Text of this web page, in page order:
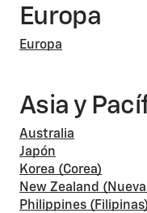
Europa
Europa
Asia y
Australia
Japón
Korea (Corea)
New Zealand
Philippines (Filipinas)